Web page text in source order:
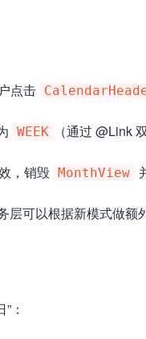
点击
WEEK （通过 @Link
，销毁 MonthView
层可以根据新模式做
：